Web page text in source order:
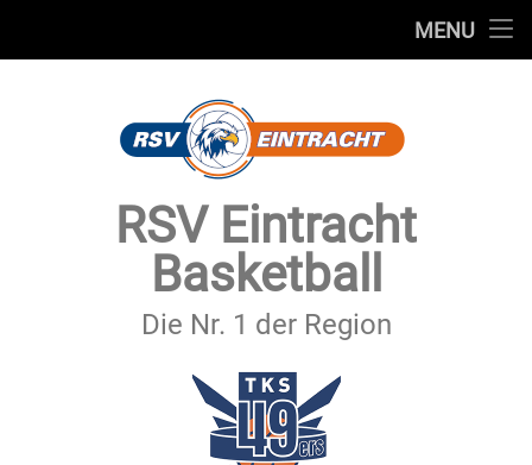
MENU
SECHSTER MANN
IMPRESSUM & DATENSCHUTZ
RSV Eintracht
Basketball
Die Nr. 1 der Region